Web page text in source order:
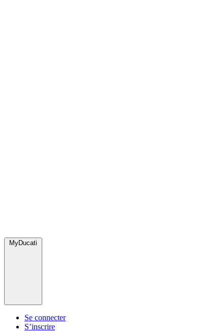
MyDucati
Se connecter
S’inscrire